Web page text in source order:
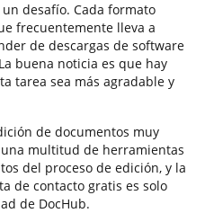
desafío. Cada formato
frecuentemente lleva a
de descargas de software
buena noticia es que hay
tarea sea más agradable y
de documentos muy
multitud de herramientas
del proceso de edición, y la
de contacto gratis es solo
de DocHub.